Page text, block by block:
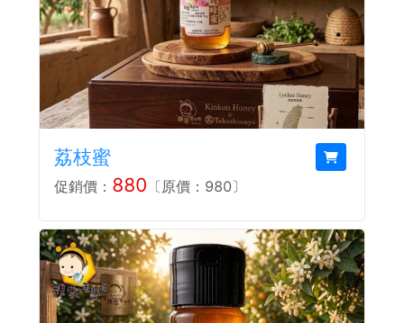
荔枝蜜
促銷價： 880 〔原價：980〕